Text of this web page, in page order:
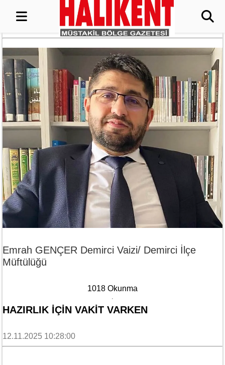
Emrah GENÇER Demirci Vaizi/ Demirci İlçe
Müftülüğü
1018 Okunma
HAZIRLIK İÇIN VAKIT VARKEN
12.11.2025 10:28:00